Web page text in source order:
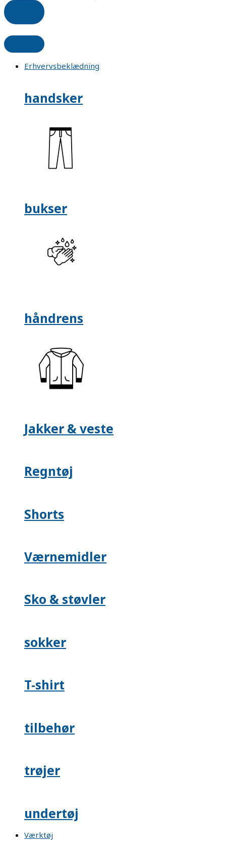
Erhvervsbeklædning
handsker
bukser
håndrens
Jakker & veste
Regntøj
Shorts
Værnemidler
Sko & støvler
sokker
T-shirt
tilbehør
trøjer
undertøj
Værktøj